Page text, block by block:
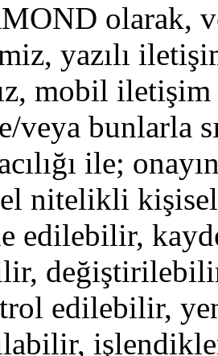
olarak,
yazılı
mobil
veya bunlarla
ile;
nitelikli
edilebilir,
edilebilir,